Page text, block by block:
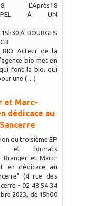
L’Après18
À UN
À BOURGES
BIO Acteur de la
bio met en
font la bio, qui
une (…)
et Marc-
dédicace au
du troisième EP
et formats
Branger et Marc-
en dédicace au
(4 rue des
- 02 48 54 34
2023, de 15h00